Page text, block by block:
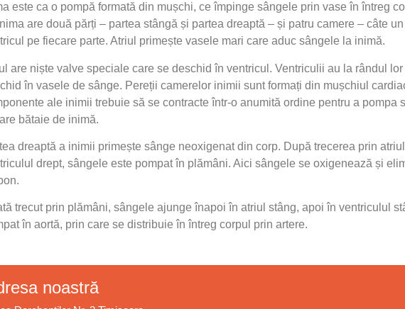
este ca o pompă formată din mușchi, ce împinge sângele prin vase în întreg
are două părți – partea stângă și partea dreaptă – și patru camere – câte
pe fiecare parte. Atriul primește vasele mari care aduc sângele la inimă.
are niște valve speciale care se deschid în ventricul. Ventriculii au la rândul
în vasele de sânge. Pereții camerelor inimii sunt formați din mușchiul
ale inimii trebuie să se contracte într-o anumită ordine pentru a pompa
bătaie de inimă.
dreaptă a inimii primește sânge neoxigenat din corp. După trecerea prin
drept, sângele este pompat în plămâni. Aici sângele se oxigenează și
trecut prin plămâni, sângele ajunge înapoi în atriul stâng, apoi în ventriculul
în aortă, prin care se distribuie în întreg corpul prin artere.
noastră